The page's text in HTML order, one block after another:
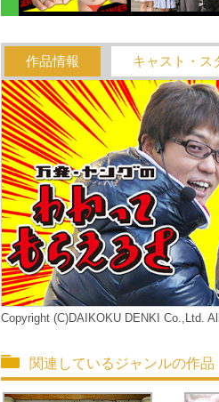
作品情報 キャスト・ス
Copyright (C)DAIKOKU DENKI Co.,Ltd.
関連しているジャンルの作品